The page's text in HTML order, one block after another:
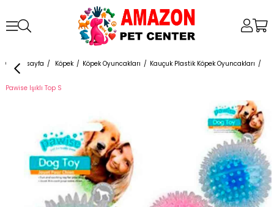
Anasayfa Köpek Köpek Oyuncakları Kauçuk Plastik Köpek Oyuncakları
Pawise Işıklı Top S